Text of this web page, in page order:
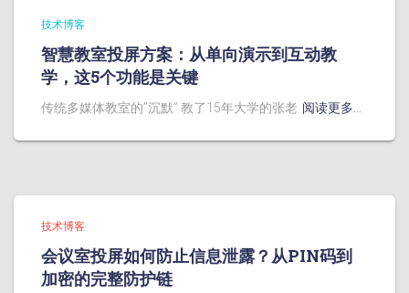
技术博客
智慧教室投屏方案：从单向演示到互动教
学，这5个功能是关键
传统多媒体教室的”沉默” 教了15年大学的张老 阅读更多…
技术博客
会议室投屏如何防止信息泄露？从PIN码到
加密的完整防护链